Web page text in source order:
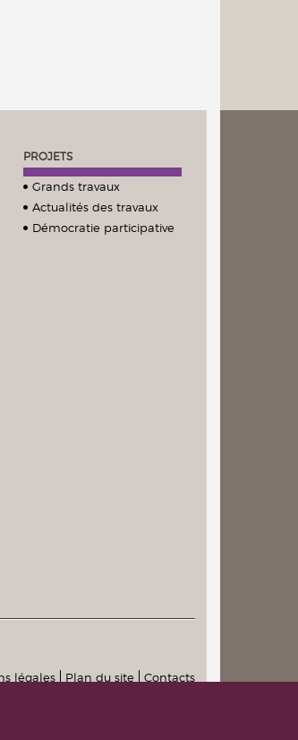
PROJETS
Grands travaux
Actualités des travaux
Démocratie participative
légales Plan du site Contacts